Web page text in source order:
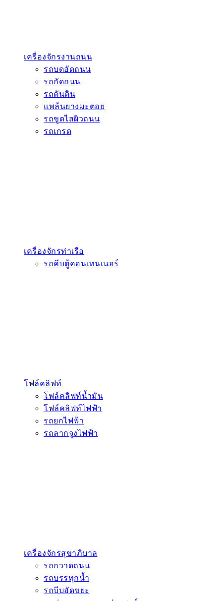
เครื่องจักรงานถนน
รถบดอัดถนน
รถกัดถนน
รถดันดิน
แพล้นยางมะตอย
รถขูดไสผิวถนน
รถเกรด
เครื่องจักรท่าเรือ
รถคีบตู้คอนเทนเนอร์
โฟล์คลิฟท์
โฟล์คลิฟท์น้ำมัน
โฟล์คลิฟท์ไฟฟ้า
รถยกไฟฟ้า
รถลากจูงไฟฟ้า
เครื่องจักรสุขาภิบาล
รถกวาดถนน
รถบรรทุกน้ำ
รถบีบอัดขยะ